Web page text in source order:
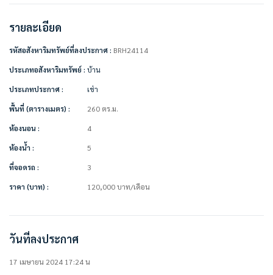
ชำระเงินก่อนเข้าอยู่
– ค่าเช่าเดือนแรก 1 เดือน = 120,000 บาท
– ค่าประกัน 2 เดือน = 240,000 บาท
– รวมเป็นเงิน 360,000 บาท
===============
• แอร์
• ทีวี
• ตู้เย็น
• ไมโครเวฟ เตาอบ
• เครื่องทำน้ำอุ่น อ่างอาบน้ำ
• เครื่องซักผ้า
• เครื่องล้างจาน แทงค์น้ำ
• ตู้เสื้อผ้า
• ผ้าม่าน
• เตาแก๊ส + เครื่องดูดควัน
สิ่งอำนวยความสะดวกในโครงการ
รายละเอียด
รหัสอสังหาริมทรัพย์ที่ลงประกาศ : BRH24114
ประเภทอสังหาริมทรัพย์ : บ้าน
ประเภทประกาศ :
เช่า
พื้นที่ (ตารางเมตร) :
260 ตร.ม.
ห้องนอน :
4
ห้องน้ำ :
5
ที่จอดรถ :
3
ราคา (บาท) :
120,000บาท/เดือน
วันที่ลงประกาศ
17 เมษายน 2024 17:24 น